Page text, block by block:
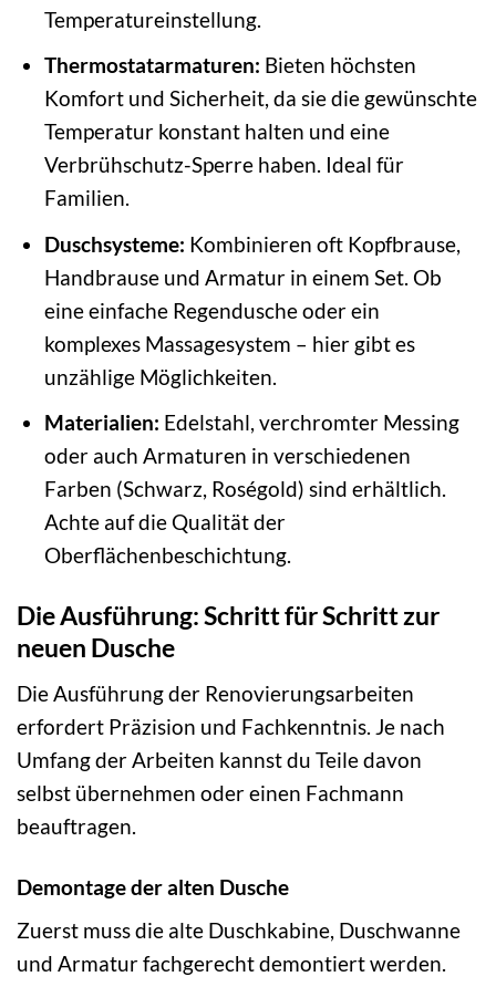
Temperatureinstellung.
Thermostatarmaturen: Bieten höchsten
Komfort und Sicherheit, da sie die gewünschte
Temperatur konstant halten und eine
Verbrühschutz-Sperre haben. Ideal für
Familien.
Duschsysteme: Kombinieren oft Kopfbrause,
Handbrause und Armatur in einem Set. Ob
eine einfache Regendusche oder ein
komplexes Massagesystem – hier gibt es
unzählige Möglichkeiten.
Materialien: Edelstahl, verchromter Messing
oder auch Armaturen in verschiedenen
Farben (Schwarz, Roségold) sind erhältlich.
Achte auf die Qualität der
Oberflächenbeschichtung.
Die Ausführung: Schritt für Schritt zur
neuen Dusche
Die Ausführung der Renovierungsarbeiten
erfordert Präzision und Fachkenntnis. Je nach
Umfang der Arbeiten kannst du Teile davon
selbst übernehmen oder einen Fachmann
beauftragen.
Demontage der alten Dusche
Zuerst muss die alte Duschkabine, Duschwanne
und Armatur fachgerecht demontiert werden.